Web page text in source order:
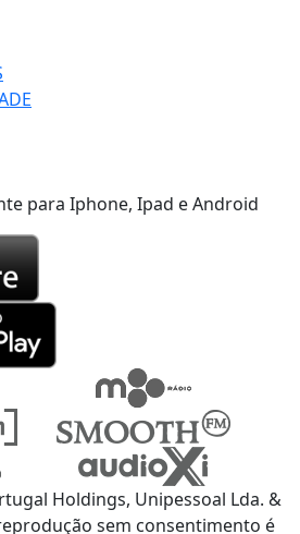
para Iphone, Ipad e Android
Holdings, Unipessoal Lda. &
sem consentimento é